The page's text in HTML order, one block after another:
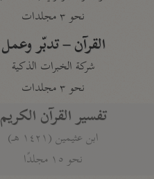
نحو ٣ مجلدات
القرآن – تدبّر وعمل
شركة الخبرات الذكية
نحو ٣ مجلدات
تفسير القرآن الكريم
ابن عثيمين (١٤٢١ هـ)
نحو ١٥ مجلدًا